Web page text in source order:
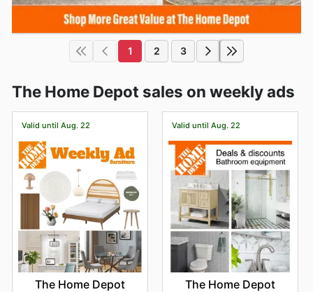
1 2 3
The Home Depot sales on weekly ads
Valid until Aug. 22
The Home Depot
Valid until Aug. 22
The Home Depot